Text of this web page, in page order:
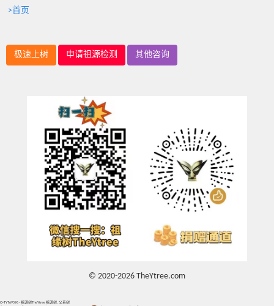
>首页
极速上树 申请祖源检测 其他咨询
© 2020-2026 TheYtree.com
O-TYT69596 - 祖源树TheYtree 祖源树, 父系树